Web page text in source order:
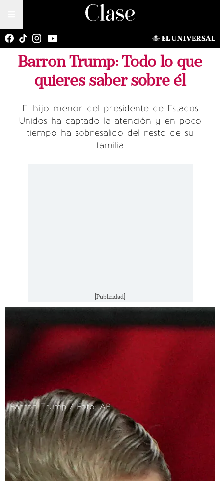
Barron Trump: Todo lo que
quieres saber sobre él
El hijo menor del presidente de Estados
Unidos ha captado la atención y en poco
tiempo ha sobresalido del resto de su
familia
[Publicidad]
Barron Trump / Foto: AP